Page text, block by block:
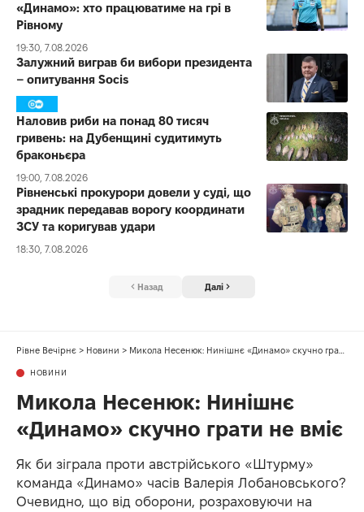
«Динамо»: хто працюватиме на грі в
Рівному
19:30, 7.08.2026
Залужний виграв би вибори президента
– опитування Socis
Наловив риби на понад 80 тисяч
гривень: на Дубенщині судитимуть
браконьєра
19:00, 7.08.2026
Рівненські прокурори довели у суді, що
зрадник передавав ворогу координати
ЗСУ та коригував удари
18:30, 7.08.2026
Назад Далі
Рівне Вечірнє > Новини > Микола Несенюк: Нинішнє «Динамо» скучно грати не вміє
НОВИНИ
Микола Несенюк: Нинішнє
«Динамо» скучно грати не вміє
Як би зіграла проти австрійського «Штурму»
команда «Динамо» часів Валерія Лобановського?
Очевидно, що від оборони, розраховуючи на